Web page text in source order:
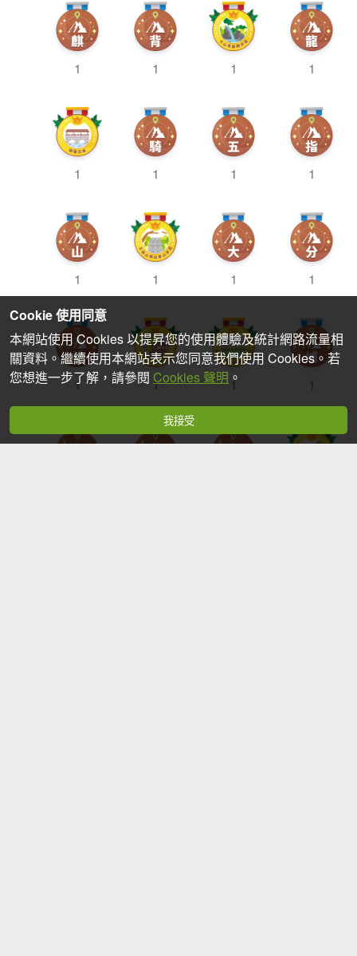
1 1 1 1
1 1 1 1
1 1 1 1
1 1 1 1
Cookie 使用同意
本網站使用 Cookies 以提昇您的使用體驗及統計網路流量相
關資料。繼續使用本網站表示您同意我們使用 Cookies。若
您想進一步了解，請參閱 Cookies 聲明 。
我接受